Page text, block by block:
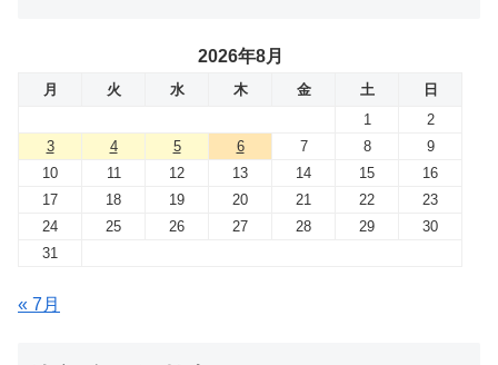
2026年8月
月 火 水 木 金 土
日
1
2
3
4 5 6 7 8
9
10
11 12 13 14 15
16
17
18 19 20 21 22
23
24
25 26 27 28 29
30
31
« 7月